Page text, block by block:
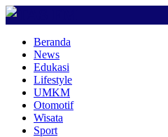
Beranda
News
Edukasi
Lifestyle
UMKM
Otomotif
Wisata
Sport